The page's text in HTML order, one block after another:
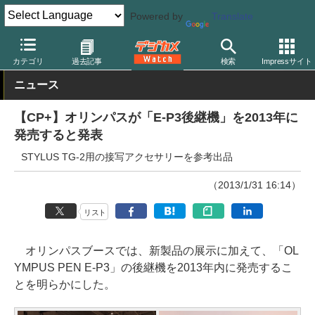
Powered by Translate
カテゴリ 過去記事 検索 Impressサイト
デジカメ Watch カメラ ミラーレスカメラ オリンパス
ニュース
【CP+】オリンパスが「E-P3後継機」を2013年に
発売すると発表
STYLUS TG-2用の接写アクセサリーを参考出品
（2013/1/31 16:14）
リスト
オリンパスブースでは、新製品の展示に加えて、「OL
YMPUS PEN E-P3」の後継機を2013年内に発売するこ
とを明らかにした。